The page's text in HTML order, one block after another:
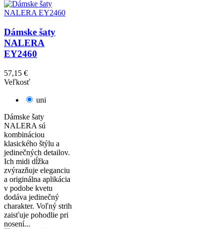
Dámske šaty
NALERA
EY2460
57,15 €
Veľkosť
uni
Dámske šaty
NALERA sú
kombináciou
klasického štýlu a
jedinečných detailov.
Ich midi dĺžka
zvýrazňuje eleganciu
a originálna aplikácia
v podobe kvetu
dodáva jedinečný
charakter. Voľný strih
zaisťuje pohodlie pri
nosení...